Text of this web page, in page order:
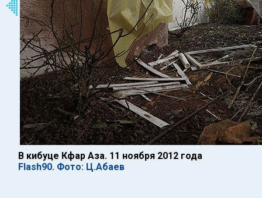
В кибуце Кфар Аза. 11 ноября 2012 года
Flash90. Фото: Ц.Абаев